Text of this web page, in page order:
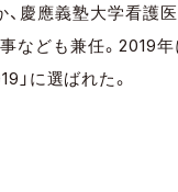
、慶應義塾大学看護
なども兼任。2019
に選ばれた。